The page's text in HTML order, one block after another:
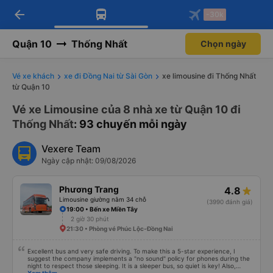
Tải app Vexere ngay!
Nhận ưu đãi thành viên độc
Mở app
Tải app Vexere
-30k/ghế khi đặt vé máy bay qua
Mở app
arrow_back -30k
Quận 10 Thống Nhất Chọn ngày
Vé xe khách xe đi Đồng Nai từ Sài Gòn
xe limousine đi Thống Nhất
từ Quận 10
Vé xe Limousine của 8 nhà xe từ Quận 10 đi
Thống Nhất: 93 chuyến mỗi ngày
Vexere Team
Ngày cập nhật: 09/08/2026
Phương Trang
Limousine giường nằm 34 chỗ
4.8
(3990 đánh giá)
19:00 • Bến xe Miền Tây
2 giờ 30 phút
21:30 • Phòng vé Phúc Lộc-Đồng Nai
Excellent bus and very safe driving. To make this a 5-star experience, I
suggest the company implements a "no sound" policy for phones during the
night to respect those sleeping. It is a sleeper bus, so quiet is key! Also,